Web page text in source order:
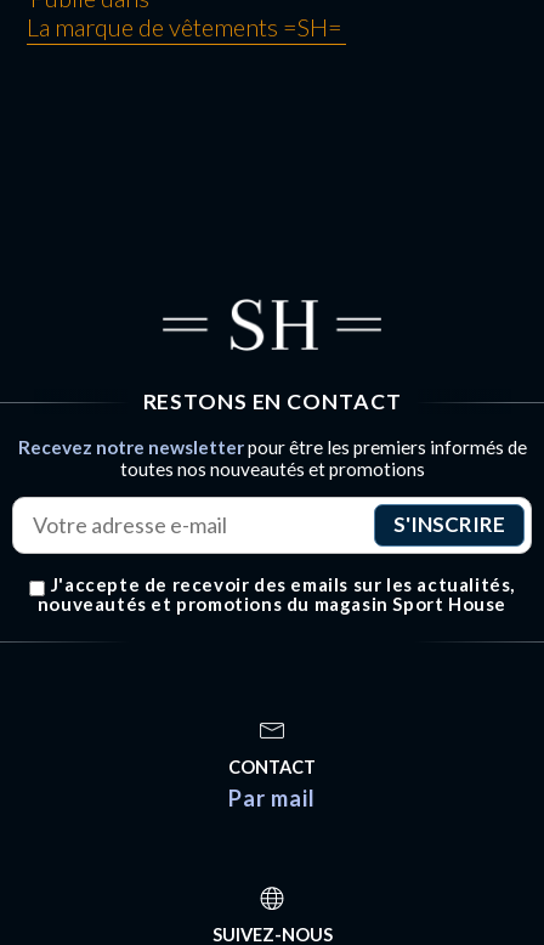
La marque de vêtements =SH=
RESTONS EN CONTACT
Recevez notre newsletterpour être les premiers informés de
toutes nos nouveautés et promotions
J'accepte de recevoir des emails sur les actualités,
nouveautés et promotions du magasin Sport House
CONTACT
Par mail
SUIVEZ-NOUS